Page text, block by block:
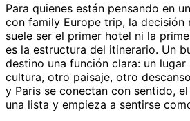
Para quienes están pensando en
con family Europe trip, la decisión
suele ser el primer hotel ni la
es la estructura del itinerario. Un
destino una función clara: un
cultura, otro paisaje, otro
y Paris se conectan con sentido,
una lista y empieza a sentirse